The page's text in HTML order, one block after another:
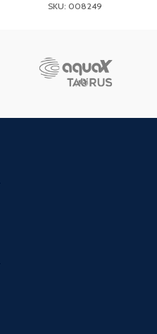
SKU: 008249